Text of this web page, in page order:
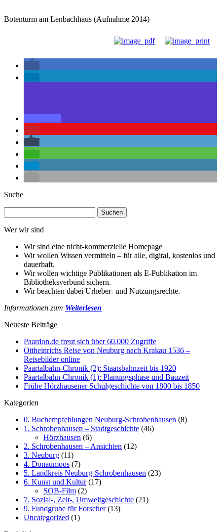
Botenturm am Lenbachhaus (Aufnahme 2014)
Suche
nach:
Wer wir sind
Wir sind eine nicht-kommerzielle Homepage
Wir wollen Wissen vermitteln – für alle, digital, kostenlos und
dauerhaft.
Wir wollen wichtige Publikationen als E-Publikation im
Bibliotheksverbund sichern.
Wir beachten dabei Urheber- und Nutzungsrechte.
Informationen zum Weiterlesen
Neueste Beiträge
Paardon.de freut sich über 60.000 Zugriffe
Ottheinrichs Reise von Neuburg nach Krakau 1536 –
Reisebilder online
Paartalbahn-Chronik (2): Staatsbahnzeit bis 1920
Paartalbahn-Chronik (1): Planungsphase und Bauzeit
Frühe Hörzhausener Schulgeschichte von 1800 bis 1850
Kategorien
0. Buchempfehlungen Neuburg-Schrobenhausen (8)
1. Schrobenhausen – Stadtgeschichte (46)
Hörzhausen (6)
2. Schrobenhausen – Ansichten (12)
3. Neuburg (11)
4. Donaumoos (7)
5. Landkreis Neuburg-Schrobenhausen (23)
6. Kunst und Kultur(17)
SOB-Film (2)
7. Sozial-, Zeit-, Umweltgeschichte (21)
9. Fundgrube für Forscher(13)
Uncategorized (1)